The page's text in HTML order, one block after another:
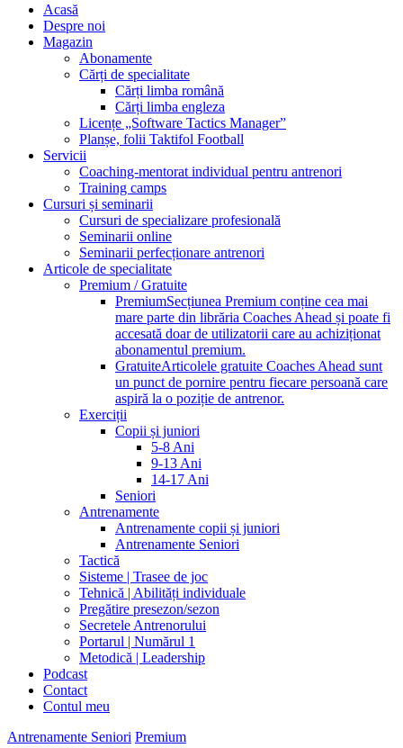
Acasă
Despre noi
Magazin
Abonamente
Cărți de specialitate
Cărți limba română
Cărți limba engleza
Licențe „Software Tactics Manager”
Planșe, folii Taktifol Football
Servicii
Coaching-mentorat individual pentru antrenori
Training camps
Cursuri și seminarii
Cursuri de specializare profesională
Seminarii online
Seminarii perfecționare antrenori
Articole de specialitate
Premium / Gratuite
PremiumSecțiunea Premium conține cea mai
mare parte din librăria Coaches Ahead și poate fi
accesată doar de utilizatorii care au achiziționat
abonamentul premium.
GratuiteArticolele gratuite Coaches Ahead sunt
un punct de pornire pentru fiecare persoană care
aspiră la o poziție de antrenor.
Exerciții
Copii și juniori
5-8 Ani
9-13 Ani
14-17 Ani
Seniori
Antrenamente
Antrenamente copii și juniori
Antrenamente Seniori
Tactică
Sisteme | Trasee de joc
Tehnică | Abilități individuale
Pregătire presezon/sezon
Secretele Antrenorului
Portarul | Numărul 1
Metodică | Leadership
Podcast
Contact
Contul meu
Antrenamente Seniori Premium